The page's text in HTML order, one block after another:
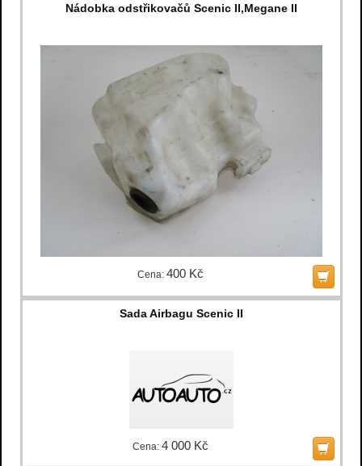
Nádobka odstřikovačů Scenic II,Megane II
Cena: 400 Kč
Sada Airbagu Scenic II
Cena: 4 000 Kč